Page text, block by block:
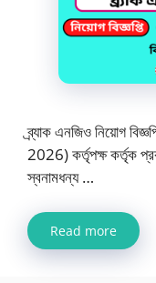
ব্র্যাক এনজিও নিয়োগ
2026) কর্তৃপক্ষ কর্তৃক
স্বনামধন্য …
Read more